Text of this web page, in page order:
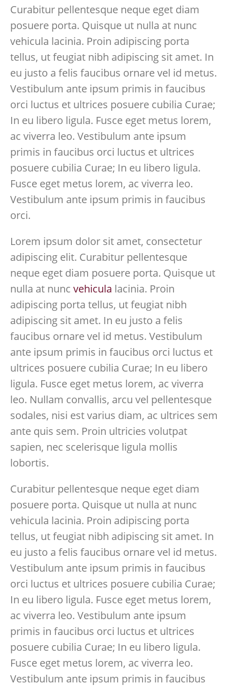
Curabitur pellentesque neque eget diam
posuere porta. Quisque ut nulla at nunc
vehicula lacinia. Proin adipiscing porta
tellus, ut feugiat nibh adipiscing sit amet. In
eu justo a felis faucibus ornare vel id metus.
Vestibulum ante ipsum primis in faucibus
orci luctus et ultrices posuere cubilia Curae;
In eu libero ligula. Fusce eget metus lorem,
ac viverra leo. Vestibulum ante ipsum
primis in faucibus orci luctus et ultrices
posuere cubilia Curae; In eu libero ligula.
Fusce eget metus lorem, ac viverra leo.
Vestibulum ante ipsum primis in faucibus
orci.
Lorem ipsum dolor sit amet, consectetur
adipiscing elit. Curabitur pellentesque
neque eget diam posuere porta. Quisque ut
nulla at nunc vehicula lacinia. Proin
adipiscing porta tellus, ut feugiat nibh
adipiscing sit amet. In eu justo a felis
faucibus ornare vel id metus. Vestibulum
ante ipsum primis in faucibus orci luctus et
ultrices posuere cubilia Curae; In eu libero
ligula. Fusce eget metus lorem, ac viverra
leo. Nullam convallis, arcu vel pellentesque
sodales, nisi est varius diam, ac ultrices sem
ante quis sem. Proin ultricies volutpat
sapien, nec scelerisque ligula mollis
lobortis.
Curabitur pellentesque neque eget diam
posuere porta. Quisque ut nulla at nunc
vehicula lacinia. Proin adipiscing porta
tellus, ut feugiat nibh adipiscing sit amet. In
eu justo a felis faucibus ornare vel id metus.
Vestibulum ante ipsum primis in faucibus
orci luctus et ultrices posuere cubilia Curae;
In eu libero ligula. Fusce eget metus lorem,
ac viverra leo. Vestibulum ante ipsum
primis in faucibus orci luctus et ultrices
posuere cubilia Curae; In eu libero ligula.
Fusce eget metus lorem, ac viverra leo.
Vestibulum ante ipsum primis in faucibus